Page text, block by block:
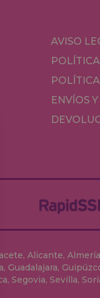
AVISO
ENVÍOS
Alicante,
Segovia, Sevilla,